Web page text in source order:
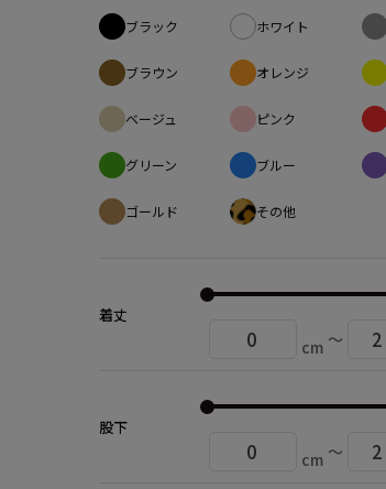
ブラック ホワイト
ブラウン オレンジ
ベージュ ピンク
グリーン ブルー
ゴールド その他
着丈
cm 〜
股下
cm 〜